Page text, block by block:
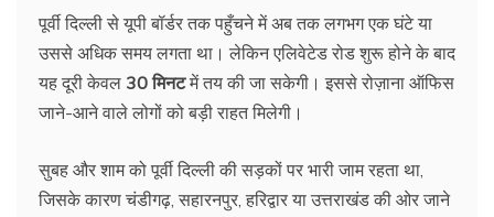
पूर्वी दिल्ली से यूपी बॉर्डर तक पहुँचने में अब तक लगभग एक घंटे या
उससे अधिक समय लगता था। लेकिन एलिवेटेड रोड शुरू होने के बाद
यह दूरी केवल 30 मिनटमें तय की जा सकेगी। इससे रोज़ाना ऑफिस
जाने-आने वाले लोगों को बड़ी राहत मिलेगी।
सुबह और शाम को पूर्वी दिल्ली की सड़कों पर भारी जाम रहता था,
जिसके कारण चंडीगढ़, सहारनपुर, हरिद्वार या उत्तराखंड की ओर जाने